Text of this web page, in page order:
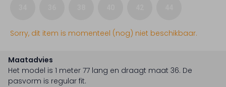
Sorry, dit item is momenteel (nog) niet beschikbaar.
Maatadvies
Het model is 1 meter 77 lang en draagt maat 36. De
pasvorm is regular fit.